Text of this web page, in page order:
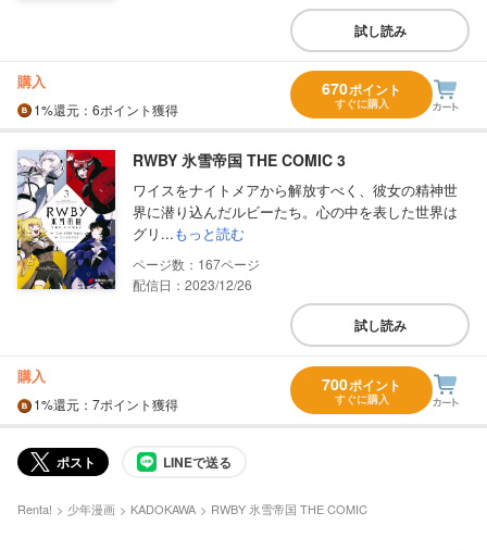
試し読み
購入
1%還元 ：6ポイント獲得
670ポイント
すぐに購入
RWBY 氷雪帝国 THE COMIC 3
ワイスをナイトメアから解放すべく、彼女の精神世
界に潜り込んだルビーたち。心の中を表した世界は
グリ...もっと読む
167
配信日：2023/12/26
試し読み
購入
1%還元 ：7ポイント獲得
700ポイント
すぐに購入
ポスト LINEで送る
Renta! 少年漫画 KADOKAWA RWBY 氷雪帝国 THE COMIC